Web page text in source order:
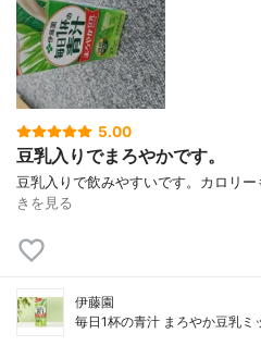
5.00
豆乳入りでまろやかです。
豆乳入りで飲みやすいです。カロリ
きを見る
伊藤園
毎日1杯の青汁 まろやか豆乳ミ